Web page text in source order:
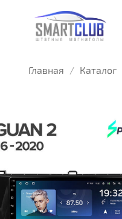
Главная Каталог